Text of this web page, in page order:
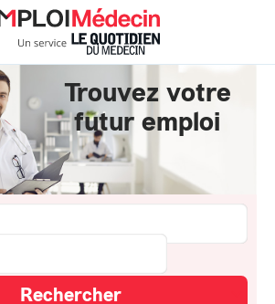
Trouvez votre
futur emploi